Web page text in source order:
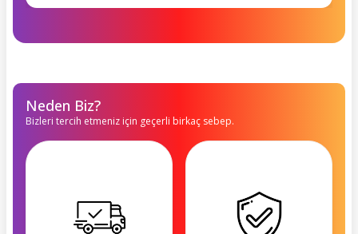
Neden Biz?
Bizleri tercih etmeniz için geçerli birkaç sebep.